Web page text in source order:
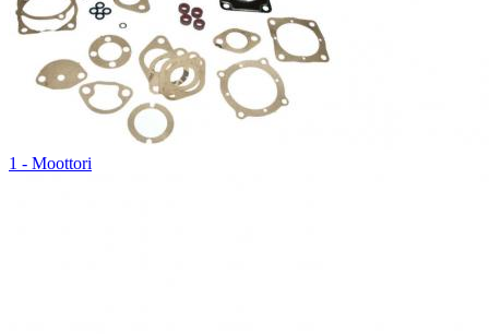
1 - Moottori